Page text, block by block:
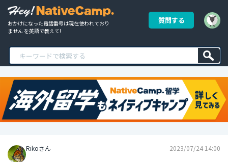
おかけになった電話番号は現在使われており
ません を英語で教えて!
質問する
Rikoさん 2023/07/24 14:00